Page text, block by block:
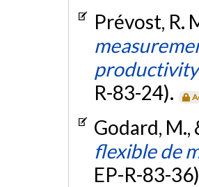
Prévost, R.
R-83-24).
Godard, M.,
flexible de
EP-R-83-